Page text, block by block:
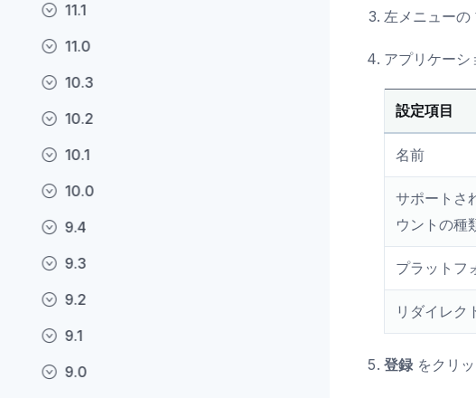
11.1
11.0
10.3
10.2
10.1
10.0
9.4
9.3
9.2
9.1
9.0
左メニューの
アプリケーシ
設定項目
名前
サポートさ
ウントの種
プラットフ
リダイレク
登録をクリッ